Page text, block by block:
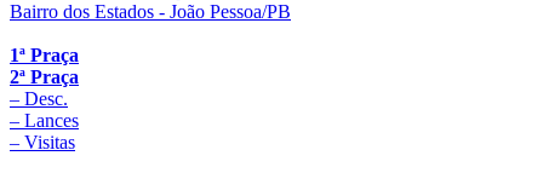
1ª Praça
2ª Praça
– Desc.
– Lances
– Visitas